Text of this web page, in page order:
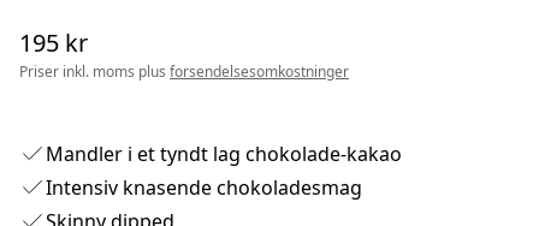
195 kr
Priser inkl. moms plus forsendelsesomkostninger
Mandler i et tyndt lag chokolade-kakao
Intensiv knasende chokoladesmag